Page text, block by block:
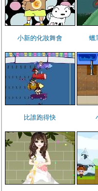
小新的化妝舞會 蠟
比誰跑得快